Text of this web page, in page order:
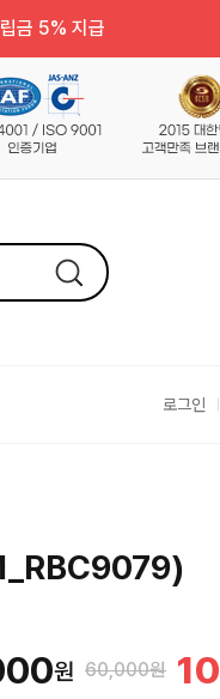
금 5% 지급
로그인
원 60,000원 10